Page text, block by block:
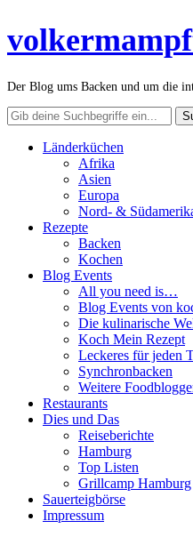
Der Blog ums Backen und um die
Länderküchen
Afrika
Asien
Europa
Nord- &
Rezepte
Backen
Kochen
Blog Events
All you need is…
Blog Events von
Die kulinarische
Koch Mein Rezept
Leckeres für jeden
Synchronbacken
Weitere
Restaurants
Dies und Das
Reiseberichte
Hamburg
Top Listen
Grillcamp Hamburg
Sauerteigbörse
Impressum